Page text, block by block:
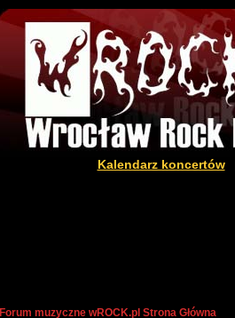
Kalendarz koncertów
Forum muzyczne wROCK.pl Strona Główna